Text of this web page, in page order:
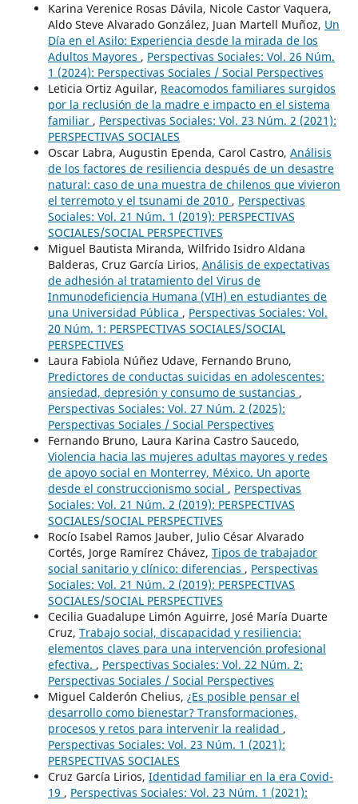
Karina Verenice Rosas Dávila, Nicole Castor Vaquera,
Aldo Steve Alvarado González, Juan Martell Muñoz, Un
Día en el Asilo: Experiencia desde la mirada de los
Adultos Mayores , Perspectivas Sociales: Vol. 26 Núm.
1 (2024): Perspectivas Sociales / Social Perspectives
Leticia Ortiz Aguilar, Reacomodos familiares surgidos
por la reclusión de la madre e impacto en el sistema
familiar , Perspectivas Sociales: Vol. 23 Núm. 2 (2021):
PERSPECTIVAS SOCIALES
Oscar Labra, Augustin Ependa, Carol Castro, Análisis
de los factores de resiliencia después de un desastre
natural: caso de una muestra de chilenos que vivieron
el terremoto y el tsunami de 2010 , Perspectivas
Sociales: Vol. 21 Núm. 1 (2019): PERSPECTIVAS
SOCIALES/SOCIAL PERSPECTIVES
Miguel Bautista Miranda, Wilfrido Isidro Aldana
Balderas, Cruz García Lirios, Análisis de expectativas
de adhesión al tratamiento del Virus de
Inmunodeficiencia Humana (VIH) en estudiantes de
una Universidad Pública , Perspectivas Sociales: Vol.
20 Núm. 1: PERSPECTIVAS SOCIALES/SOCIAL
PERSPECTIVES
Laura Fabiola Núñez Udave, Fernando Bruno,
Predictores de conductas suicidas en adolescentes:
ansiedad, depresión y consumo de sustancias ,
Perspectivas Sociales: Vol. 27 Núm. 2 (2025):
Perspectivas Sociales / Social Perspectives
Fernando Bruno, Laura Karina Castro Saucedo,
Violencia hacia las mujeres adultas mayores y redes
de apoyo social en Monterrey, México. Un aporte
desde el construccionismo social , Perspectivas
Sociales: Vol. 21 Núm. 2 (2019): PERSPECTIVAS
SOCIALES/SOCIAL PERSPECTIVES
Rocío Isabel Ramos Jauber, Julio César Alvarado
Cortés, Jorge Ramírez Chávez, Tipos de trabajador
social sanitario y clínico: diferencias , Perspectivas
Sociales: Vol. 21 Núm. 2 (2019): PERSPECTIVAS
SOCIALES/SOCIAL PERSPECTIVES
Cecilia Guadalupe Limón Aguirre, José María Duarte
Cruz, Trabajo social, discapacidad y resiliencia:
elementos claves para una intervención profesional
efectiva. , Perspectivas Sociales: Vol. 22 Núm. 2:
Perspectivas Sociales / Social Perspectives
Miguel Calderón Chelius, ¿Es posible pensar el
desarrollo como bienestar? Transformaciones,
procesos y retos para intervenir la realidad ,
Perspectivas Sociales: Vol. 23 Núm. 1 (2021):
PERSPECTIVAS SOCIALES
Cruz García Lirios, Identidad familiar en la era Covid-
19 , Perspectivas Sociales: Vol. 23 Núm. 1 (2021):